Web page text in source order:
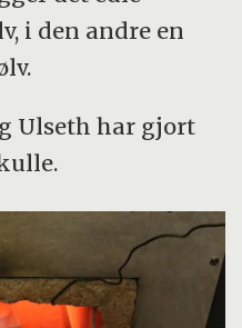
i den andre en
Ulseth har gjort